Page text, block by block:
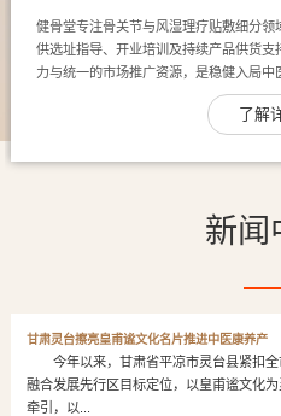
健骨堂专注骨关节与风湿理疗贴敷细分
供选址指导、开业培训及持续产品供货
力与统一的市场推广资源，是稳健入局中
了解
新闻
甘肃灵台擦亮皇甫谧文化名片推进中医康养产
今年以来，甘肃省平凉市灵台县紧扣全
融合发展先行区目标定位，以皇甫谧文化
牵引，以...